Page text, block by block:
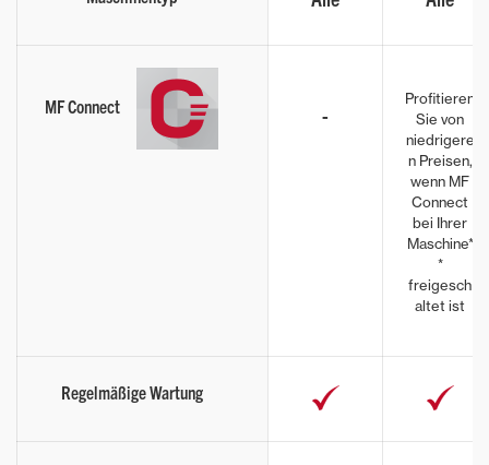
MF Connect -
Profitieren
Sie von
niedrigere
n Preisen,
wenn MF
Connect
bei Ihrer
Maschine*
*
freigesch
altet ist
Regelmäßige Wartung